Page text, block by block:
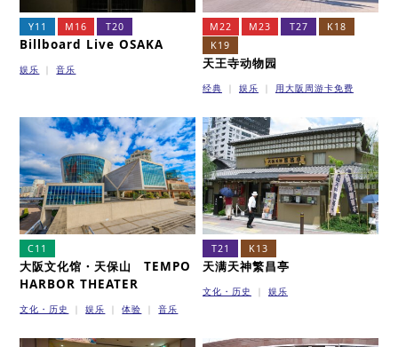
Y11 M16 T20
Billboard Live OSAKA
娱乐 音乐
M22 M23 T27
K18
K19
天王寺动物园
经典 娱乐 用大阪周游卡免费
C11
大阪文化馆・天保山 TEMPO
HARBOR THEATER
文化・历史 娱乐 体验 音乐
T21 K13
天满天神繁昌亭
文化・历史 娱乐